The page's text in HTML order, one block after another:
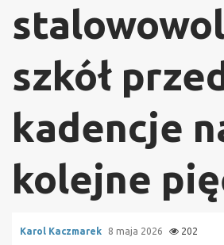
szkół
kadencje
kolejne
Karol Kaczmarek 8 maja 2026 202